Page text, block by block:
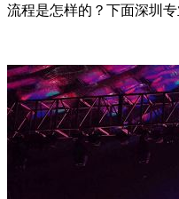
流程是怎样的？下面深圳